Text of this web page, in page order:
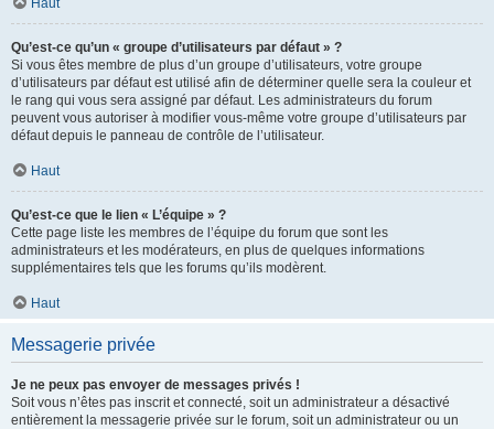
Haut
Qu’est-ce qu’un « groupe d’utilisateurs par défaut » ?
Si vous êtes membre de plus d’un groupe d’utilisateurs, votre groupe
d’utilisateurs par défaut est utilisé afin de déterminer quelle sera la couleur et
le rang qui vous sera assigné par défaut. Les administrateurs du forum
peuvent vous autoriser à modifier vous-même votre groupe d’utilisateurs par
défaut depuis le panneau de contrôle de l’utilisateur.
Haut
Qu’est-ce que le lien « L’équipe » ?
Cette page liste les membres de l’équipe du forum que sont les
administrateurs et les modérateurs, en plus de quelques informations
supplémentaires tels que les forums qu’ils modèrent.
Haut
Messagerie privée
Je ne peux pas envoyer de messages privés !
Soit vous n’êtes pas inscrit et connecté, soit un administrateur a désactivé
entièrement la messagerie privée sur le forum, soit un administrateur ou un